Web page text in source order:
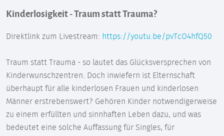
Kinderlosigkeit - Traum statt Trauma?
Direktlink zum Livestream: https://youtu.be/pvTcO4hfQ50
Traum statt Trauma - so lautet das Glücksversprechen von
Kinderwunschzentren. Doch inwiefern ist Elternschaft
überhaupt für alle kinderlosen Frauen und kinderlosen
Männer erstrebenswert? Gehören Kinder notwendigerweise
zu einem erfüllten und sinnhaften Leben dazu, und was
bedeutet eine solche Auffassung für Singles, für